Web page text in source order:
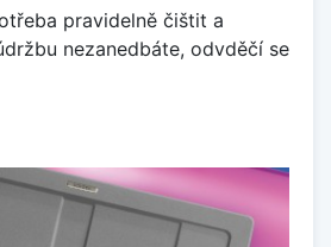
pravidelně čištit a
nezanedbáte, odvděčí se